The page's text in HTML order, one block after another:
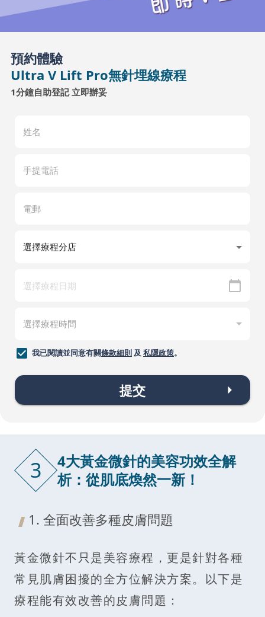
預約體驗
Ultra V Lift Pro無針埋線療程
1分鐘自助登記 立即辦妥
我已閱讀並同意有關條款細則及 私隱政策。
提交
3
4大黃金微針的美容功效全解
析：從肌底煥然一新！
1. 全面改善多種皮膚問題
黃金微針不只是美容療程，更是針對各種
常見肌膚困擾的全方位解決方案。以下是
療程能有效改善的皮膚問題：